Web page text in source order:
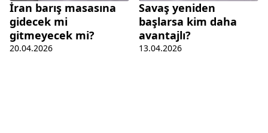
İran barış masasına
gidecek mi
gitmeyecek mi?
20.04.2026
Savaş yeniden
başlarsa kim daha
avantajlı?
13.04.2026